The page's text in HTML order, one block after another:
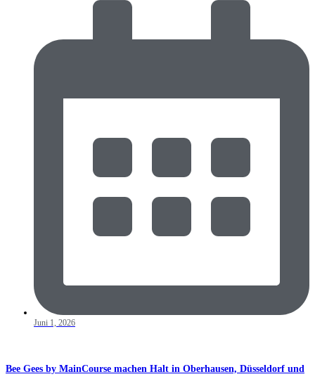
Juni 1, 2026
Bee Gees by MainCourse machen Halt in Oberhausen, Düsseldorf und